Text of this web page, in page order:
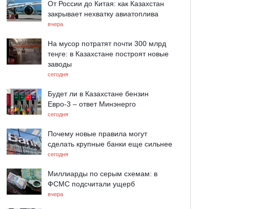
От России до Китая: как Казахстан
закрывает нехватку авиатоплива
вчера
На мусор потратят почти 300 млрд
теңге: в Казахстане построят новые
заводы
сегодня
Будет ли в Казахстане бензин
Евро-3 – ответ Минэнерго
сегодня
Почему новые правила могут
сделать крупные банки еще сильнее
сегодня
Миллиарды по серым схемам: в
ФСМС подсчитали ущерб
вчера